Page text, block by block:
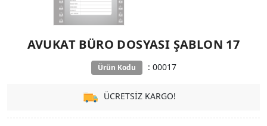
AVUKAT BÜRO DOSYASI ŞABLON 17
Ürün Kodu : 00017
ÜCRETSİZ KARGO!